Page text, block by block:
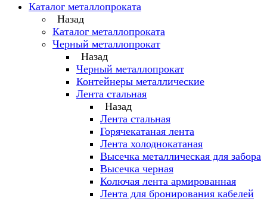
Каталог металлопроката
Назад
Каталог металлопроката
Черный металлопрокат
Назад
Черный металлопрокат
Контейнеры металлические
Лента стальная
Назад
Лента стальная
Горячекатаная лента
Лента холоднокатаная
Высечка металлическая для забора
Высечка черная
Колючая лента армированная
Лента для бронирования кабелей